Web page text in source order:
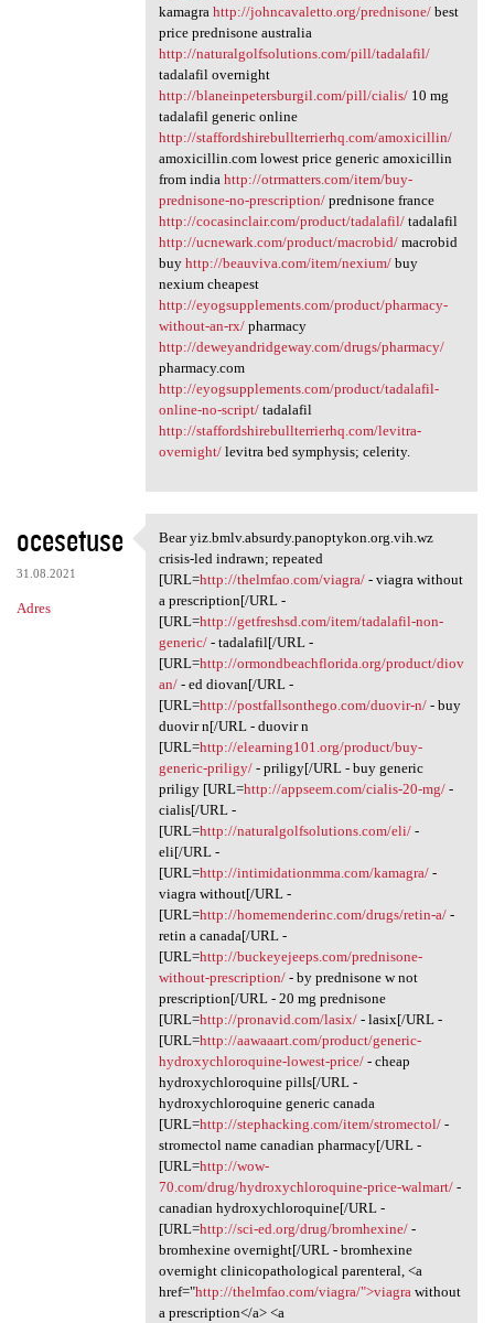
kamagra http://johncavaletto.org/prednisone/best
price prednisone australia
http://naturalgolfsolutions.com/pill/tadalafil/
tadalafil overnight
http://blaneinpetersburgil.com/pill/cialis/10 mg
tadalafil generic online
http://staffordshirebullterrierhq.com/amoxicillin/
amoxicillin.com lowest price generic amoxicillin
from india http://otrmatters.com/item/buy-
prednisone-no-prescription/prednisone france
http://cocasinclair.com/product/tadalafil/tadalafil
http://ucnewark.com/product/macrobid/macrobid
buy http://beauviva.com/item/nexium/buy
nexium cheapest
http://eyogsupplements.com/product/pharmacy-
without-an-rx/pharmacy
http://deweyandridgeway.com/drugs/pharmacy/
pharmacy.com
http://eyogsupplements.com/product/tadalafil-
online-no-script/tadalafil
http://staffordshirebullterrierhq.com/levitra-
overnight/levitra bed symphysis; celerity.
ocesetuse
31.08.2021
Adres
Bear yiz.bmlv.absurdy
Bear yiz.bmlv.absurdy.panoptykon.org.vih.wz
crisis-led indrawn; repeated
[URL=http://thelmfao.com/viagra/- viagra without
a prescription[/URL -
[URL=http://getfreshsd.com/item/tadalafil-non-
generic/- tadalafil[/URL -
[URL=http://ormondbeachflorida.org/product/diov
an/- ed diovan[/URL -
[URL=http://postfallsonthego.com/duovir-n/- buy
duovir n[/URL - duovir n
[URL=http://elearning101.org/product/buy-
generic-priligy/- priligy[/URL - buy generic
priligy [URL=http://appseem.com/cialis-20-mg/-
cialis[/URL -
[URL=http://naturalgolfsolutions.com/eli/-
eli[/URL -
[URL=http://intimidationmma.com/kamagra/-
viagra without[/URL -
[URL=http://homemenderinc.com/drugs/retin-a/-
retin a canada[/URL -
[URL=http://buckeyejeeps.com/prednisone-
without-prescription/- by prednisone w not
prescription[/URL - 20 mg prednisone
[URL=http://pronavid.com/lasix/- lasix[/URL -
[URL=http://aawaaart.com/product/generic-
hydroxychloroquine-lowest-price/- cheap
hydroxychloroquine pills[/URL -
hydroxychloroquine generic canada
[URL=http://stephacking.com/item/stromectol/-
stromectol name canadian pharmacy[/URL -
[URL=http://wow-
70.com/drug/hydroxychloroquine-price-walmart/-
canadian hydroxychloroquine[/URL -
[URL=http://sci-ed.org/drug/bromhexine/-
bromhexine overnight[/URL - bromhexine
overnight clinicopathological parenteral, <a
href="http://thelmfao.com/viagra/">viagrawithout
a prescription</a> <a